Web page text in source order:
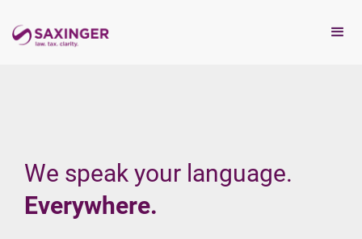
We speak your language.
Everywhere.